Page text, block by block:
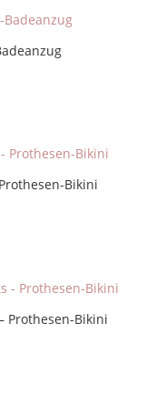
Bikini
Prothesen-Bikini